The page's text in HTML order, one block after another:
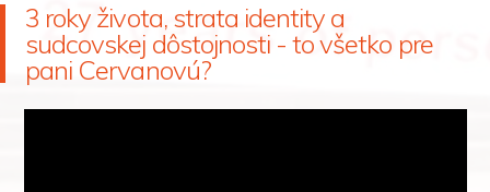
3 roky života, strata identity a
sudcovskej dôstojnosti - to všetko pre
pani Cervanovú?